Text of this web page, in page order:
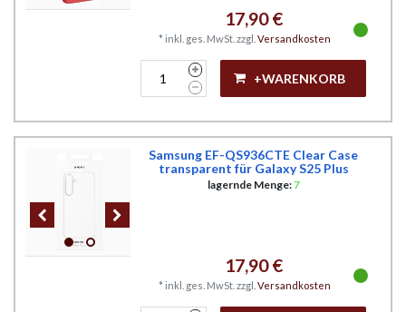
17,90 €
* inkl. ges. MwSt. zzgl. Versandkosten
+WARENKORB
Samsung EF-QS936CTE Clear Case
transparent für Galaxy S25 Plus
lagernde Menge:7
17,90 €
* inkl. ges. MwSt. zzgl. Versandkosten